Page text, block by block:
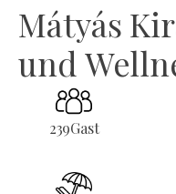
Mátyás
und
239Gast